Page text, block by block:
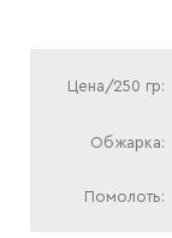
Цена/250 гр:
Обжарка:
Помолоть: